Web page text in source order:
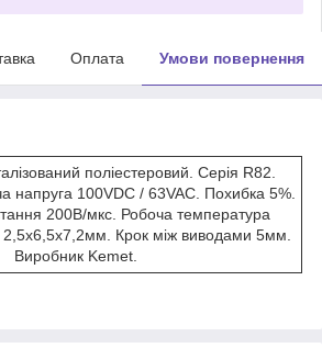
Оплата Умови повернення
поліестеровий. Серія R82.
напруга 100VDC / 63VAC. Похибка 5%.
200В/мкс. Робоча температура
Крок між виводами 5мм.
Виробник Kemet.